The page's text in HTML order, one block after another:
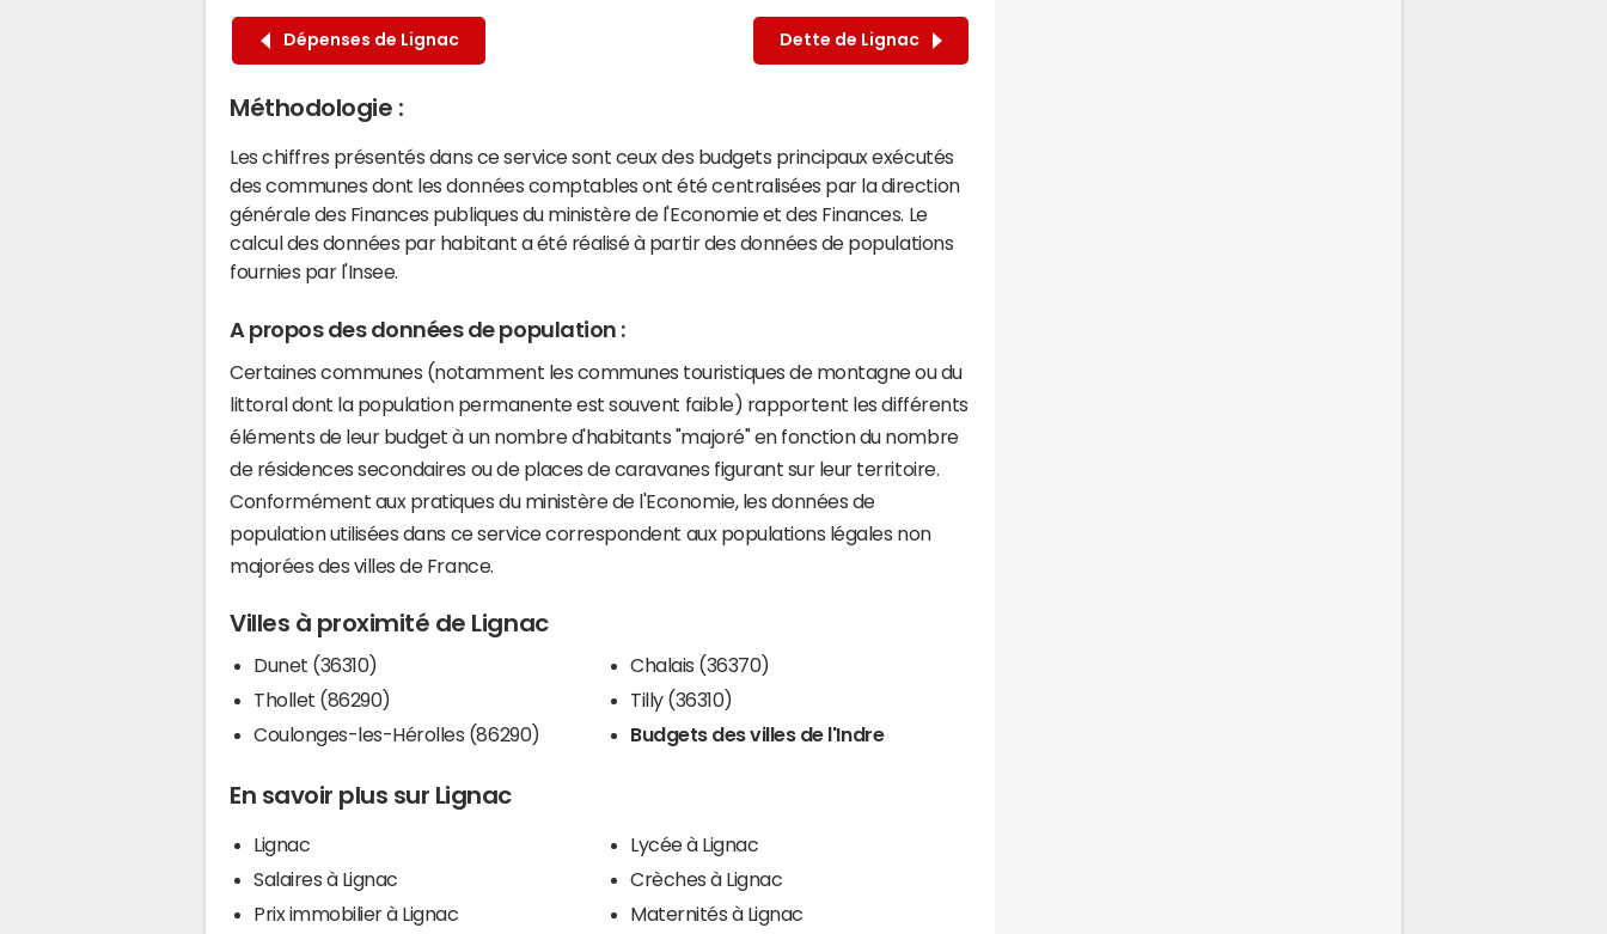
Dépenses de Lignac Dette de Lignac
Méthodologie :
Les chiffres présentés dans ce service sont ceux des budgets principaux exécutés
des communes dont les données comptables ont été centralisées par la direction
générale des Finances publiques du ministère de l'Economie et des Finances. Le
calcul des données par habitant a été réalisé à partir des données de populations
fournies par l'Insee.
A propos des données de population :
Certaines communes (notamment les communes touristiques de montagne ou du
littoral dont la population permanente est souvent faible) rapportent les différents
éléments de leur budget à un nombre d'habitants "majoré" en fonction du nombre
de résidences secondaires ou de places de caravanes figurant sur leur territoire.
Conformément aux pratiques du ministère de l'Economie, les données de
population utilisées dans ce service correspondent aux populations légales non
majorées des villes de France.
Villes à proximité de Lignac
Dunet (36310)
Thollet (86290)
Coulonges-les-Hérolles (86290)
Chalais (36370)
Tilly (36310)
Budgets des villes de l'Indre
En savoir plus sur Lignac
Lignac
Salaires à Lignac
Prix immobilier à Lignac
Lycée à Lignac
Crèches à Lignac
Maternités à Lignac